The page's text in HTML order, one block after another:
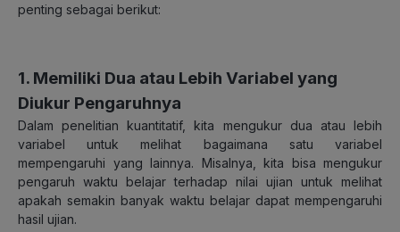
penting sebagai berikut:
1. Memiliki Dua atau Lebih Variabel yang
Diukur Pengaruhnya
Dalam penelitian kuantitatif, kita mengukur dua atau lebih
variabel untuk melihat bagaimana satu variabel
mempengaruhi yang lainnya. Misalnya, kita bisa mengukur
pengaruh waktu belajar terhadap nilai ujian untuk melihat
apakah semakin banyak waktu belajar dapat mempengaruhi
hasil ujian.